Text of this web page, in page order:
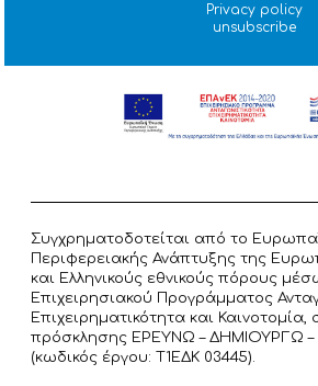
Privacy policy
unsubscribe
Συγχρηματοδοτείται από το
Περιφερειακής Ανάπτυξης της
και Ελληνικούς εθνικούς πόρους
Επιχειρησιακού Προγράμματος
Επιχειρηματικότητα και Καινοτομία,
πρόσκλησης ΕΡΕΥΝΩ – ΔΗΜΙΟΥΡΓΩ
(κωδικός έργου: T1ΕΔΚ 03445).